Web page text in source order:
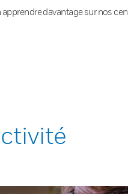
apprendre davantage sur nos